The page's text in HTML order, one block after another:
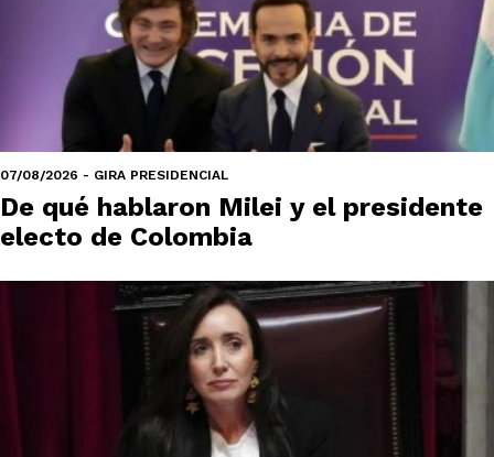
07/08/2026 - GIRA PRESIDENCIAL
De qué hablaron Milei y el presidente
electo de Colombia